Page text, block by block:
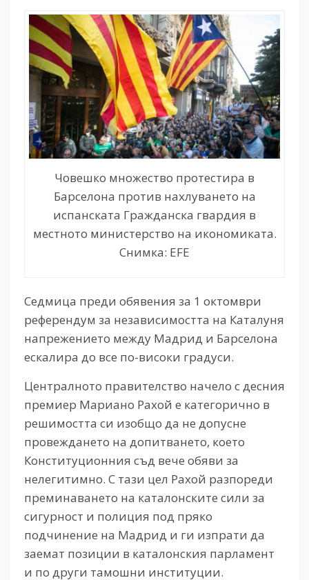
Човешко множество протестира в
Барселона против нахлуването на
испанската Гражданска гвардия в
местното министерство на икономиката.
Снимка: EFE
Седмица преди обявения за 1 октомври
референдум за независимостта на Каталуня
напрежението между Мадрид и Барселона
ескалира до все по-високи градуси.
Централното правителство начело с десния
премиер Мариано Рахой е категорично в
решимостта си изобщо да не допусне
провеждането на допитването, което
Конституционния съд вече обяви за
нелегитимно. С тази цел Рахой разпореди
преминаването на каталонските сили за
сигурност и полиция под пряко
подчинение на Мадрид и ги изпрати да
заемат позиции в каталонския парламент
и по други тамошни институции.